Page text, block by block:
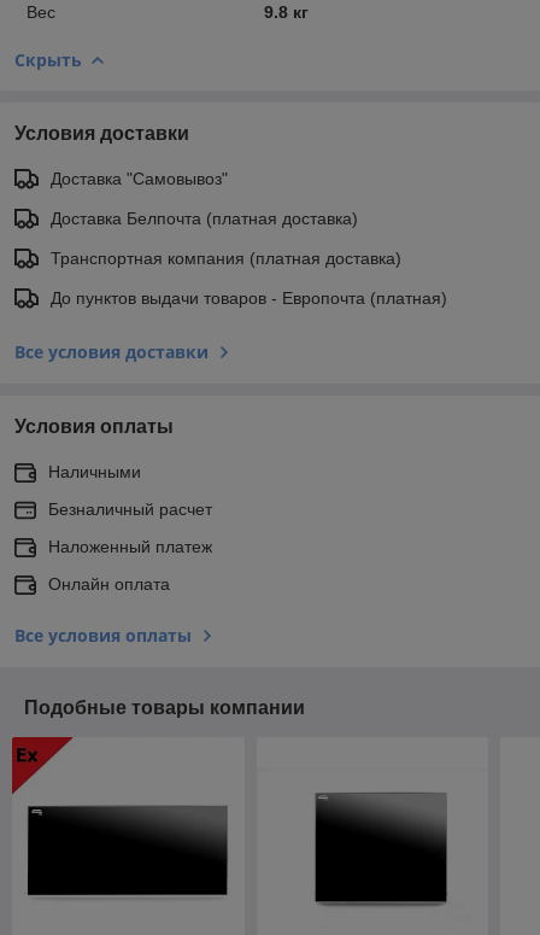
Вес 9.8 кг
Скрыть
Условия доставки
Доставка "Самовывоз"
Доставка Белпочта (платная доставка)
Транспортная компания (платная доставка)
До пунктов выдачи товаров - Европочта (платная)
Все условия доставки
Условия оплаты
Наличными
Безналичный расчет
Наложенный платеж
Онлайн оплата
Все условия оплаты
Подобные товары компании